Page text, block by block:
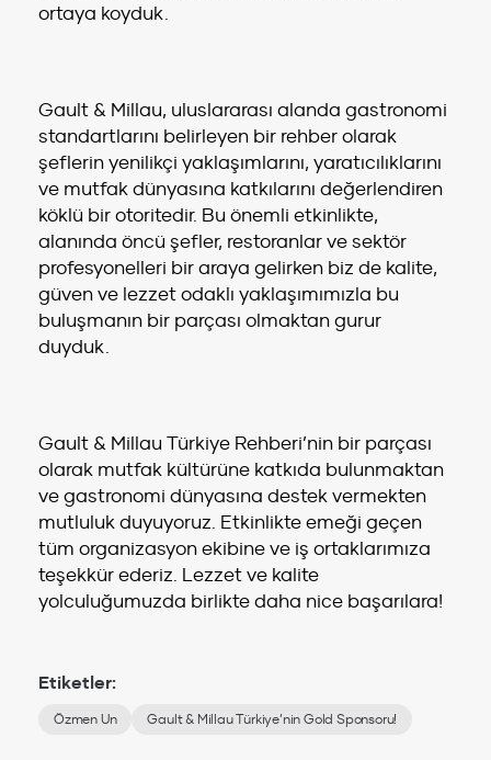
ortaya koyduk.
Gault & Millau, uluslararası alanda gastronomi
standartlarını belirleyen bir rehber olarak
şeflerin yenilikçi yaklaşımlarını, yaratıcılıklarını
ve mutfak dünyasına katkılarını değerlendiren
köklü bir otoritedir. Bu önemli etkinlikte,
alanında öncü şefler, restoranlar ve sektör
profesyonelleri bir araya gelirken biz de kalite,
güven ve lezzet odaklı yaklaşımımızla bu
buluşmanın bir parçası olmaktan gurur
duyduk.
Gault & Millau Türkiye Rehberi’nin bir parçası
olarak mutfak kültürüne katkıda bulunmaktan
ve gastronomi dünyasına destek vermekten
mutluluk duyuyoruz. Etkinlikte emeği geçen
tüm organizasyon ekibine ve iş ortaklarımıza
teşekkür ederiz. Lezzet ve kalite
yolculuğumuzda birlikte daha nice başarılara!
Etiketler:
Özmen Un Gault & Millau Türkiye’nin Gold Sponsoru!